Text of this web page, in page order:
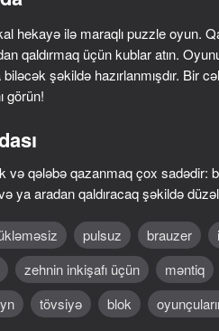
Block Master -
77
hekayə ilə maraqlı puzzle oyun.
qaldırmaq üçün kublar atın.
biləcək şəkildə hazırlanmışdır. Bir
görün!
qələbə qazanmaq çox sadədir:
ya aradan qaldıracaq şəkildə
pulsuz brauzer
zehnin inkişafı üçün məntiq
tövsiyə blok